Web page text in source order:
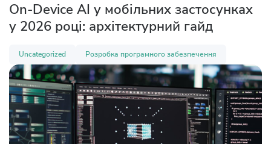
On-Device AI у мобільних застосунках
у 2026 році: архітектурний гайд
Uncategorized Розробка програмного забезпечення